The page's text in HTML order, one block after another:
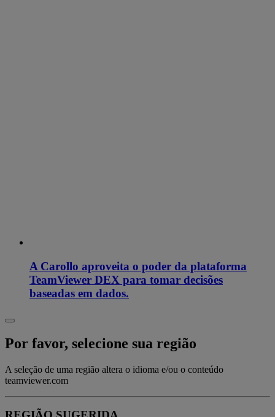
A Carollo aproveita o poder da plataforma
TeamViewer DEX para tomar decisões
baseadas em dados.
Por favor, selecione sua região
A seleção de uma região altera o idioma e/ou o conteúdo
teamviewer.com